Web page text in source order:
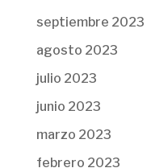
septiembre 2023
agosto 2023
julio 2023
junio 2023
marzo 2023
febrero 2023